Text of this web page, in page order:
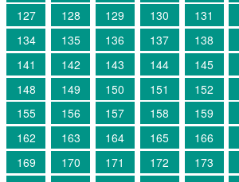
127
128 129 130 131
134
135 136 137 138
141
142 143 144 145
148
149 150 151 152
155
156 157 158 159
162
163 164 165 166
169
170 171 172 173